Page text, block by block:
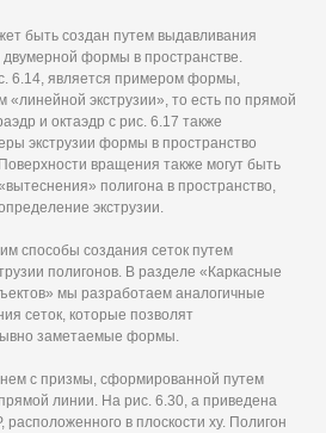
быть создан путем выдавливания
формы в пространстве.
6.14, является примером формы,
«линейной экструзии», то есть по прямой
и октаэдр с рис. 6.17 также
экструзии формы в пространство
вращения также могут быть
полигона в пространство,
экструзии.
способы создания сеток путем
полигонов. В разделе «Каркасные
мы разработаем аналогичные
сеток, которые позволят
заметаемые формы.
с призмы, сформированной путем
линии. На рис. 6.30, а приведена
в плоскости ху. Полигон